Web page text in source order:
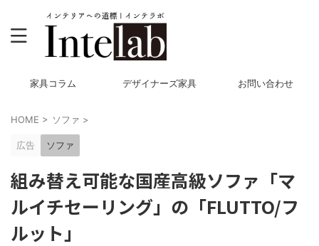
家具コラム デザイナーズ家具 お問い合わせ
HOME > ソファ >
広告 ソファ
組み替え可能な国産高級ソファ「マ
ルイチセーリング」の「FLUTTO/フ
ルット」